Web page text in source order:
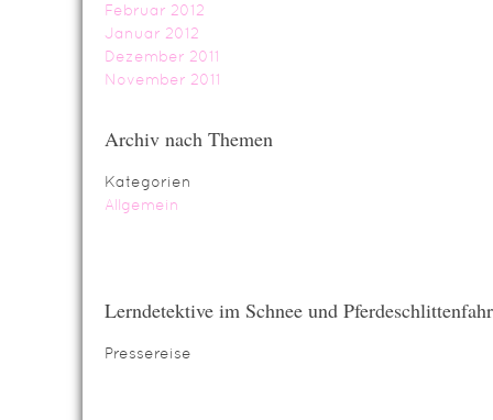
Februar 2012
Januar 2012
Dezember 2011
November 2011
Archiv nach Themen
Kategorien
Allgemein
Lerndetektive im Schnee und
Pressereise